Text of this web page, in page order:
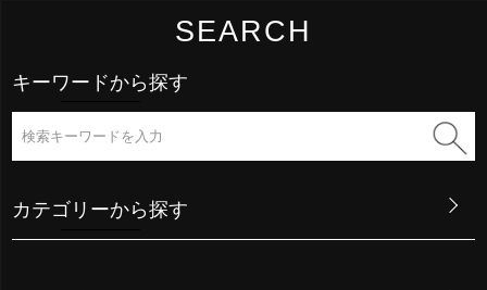
SEARCH
キーワードから探す
カテゴリーから探す